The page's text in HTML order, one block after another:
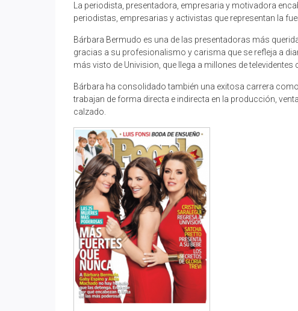
La periodista, presentadora, empresaria y motivadora
periodistas, empresarias y activistas que representan la
Bárbara Bermudo es una de las presentadoras más
gracias a su profesionalismo y carisma que se refleja a
más visto de Univision, que llega a millones de televidentes
Bárbara ha consolidado también una exitosa carrera
trabajan de forma directa e indirecta en la producción,
calzado.